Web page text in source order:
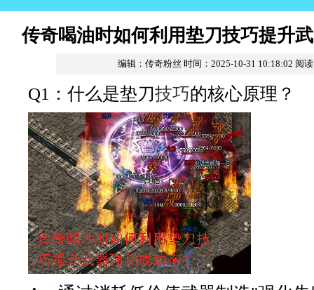
传奇喝油时如何利用垫刀技巧提升
编辑：传奇粉丝 时间：2025-10-31 10:18:02 阅
Q1：什么是垫刀技巧的核心原理？